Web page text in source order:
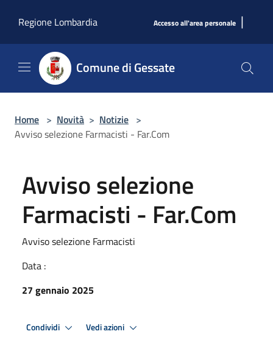
Regione Lombardia
Accesso all'area personale |
Comune di Gessate
Home > Novità > Notizie >
Avviso selezione Farmacisti - Far.Com
Avviso selezione
Farmacisti - Far.Com
Avviso selezione Farmacisti
Data :
27 gennaio 2025
Condividi Vedi azioni